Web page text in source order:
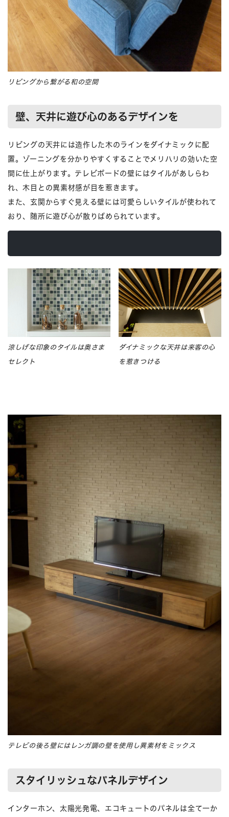
リビングから繋がる和の空間
壁、天井に遊び心のあるデザインを
リビングの天井には造作した木のラインをダイナミックに配
置。ゾーニングを分かりやすくすることでメリハリの効いた空
間に仕上がります。テレビボードの壁にはタイルがあしらわ
れ、木目との異素材感が目を惹きます。
また、玄関からすぐ見える壁には可愛らしいタイルが使われて
おり、随所に遊び心が散りばめられています。
涼しげな印象のタイルは奥さま
セレクト
ダイナミックな天井は来客の心
を惹きつける
テレビの後ろ壁にはレンガ調の壁を使用し異素材をミックス
スタイリッシュなパネルデザイン
インターホン、太陽光発電、エコキュートのパネルは全て一か